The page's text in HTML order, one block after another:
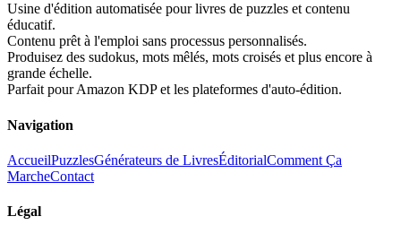
Usine d'édition automatisée pour livres de puzzles et contenu
éducatif.
Contenu prêt à l'emploi sans processus personnalisés.
Produisez des sudokus, mots mêlés, mots croisés et plus encore à
grande échelle.
Parfait pour Amazon KDP et les plateformes d'auto-édition.
Navigation
AccueilPuzzlesGénérateurs de LivresÉditorialComment Ça
MarcheContact
Légal